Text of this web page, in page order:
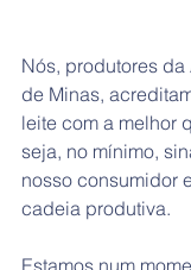
Nós, produtores
de Minas,
leite com a melhor
seja, no mínimo,
nosso consumidor
cadeia produtiva.
Estamos num